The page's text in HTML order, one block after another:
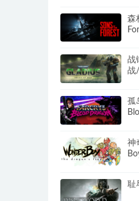
森
战
战
孤
神
耻